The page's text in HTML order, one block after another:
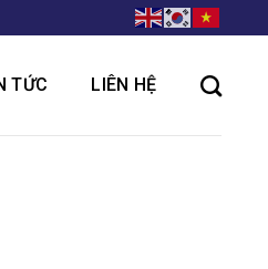
TỨC LIÊN HỆ